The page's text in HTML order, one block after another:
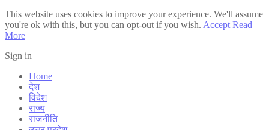
This website uses cookies to improve your experience. We'll assume
you're ok with this, but you can opt-out if you wish. Accept Read
More
Sign in
Home
देश
विदेश
राज्य
राजनीति